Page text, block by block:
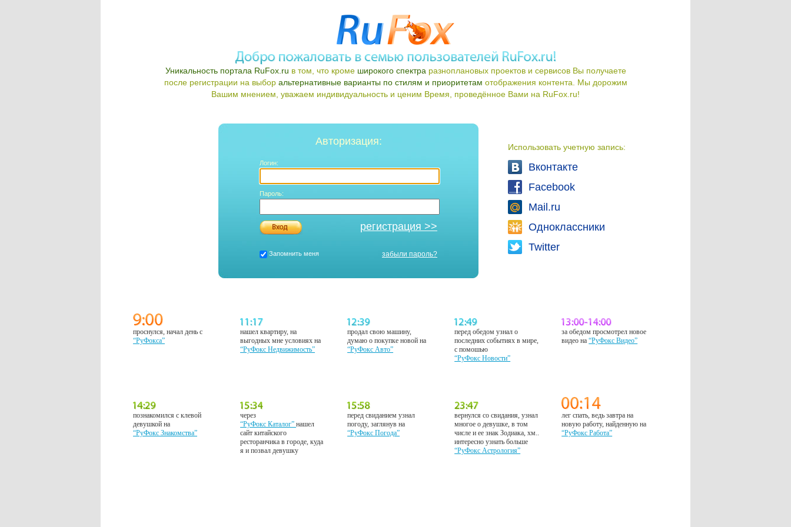
Уникальность портала RuFox.ru в том, что кроме широкого спектра разноплановых проектов и сервисов Вы получаете
после регистрации на выбор альтернативные варианты по стилям и приоритетам отображения контента. Мы дорожим
Вашим мнением, уважаем индивидуальность и ценим Время, проведённое Вами на RuFox.ru!
Использовать учетную запись:
Вконтакте
Facebook
Mail.ru
Одноклассники
Twitter
Авторизация:
Логин:
Пароль:
регистрация >>
Запомнить меня забыли пароль?
проснулся, начал день с
“РуФокса”
нашел квартиру, на
выгодных мне условиях на
“РуФокс Недвижимость”
продал свою машину,
думаю о покупке новой на
“РуФокс Авто”
перед обедом узнал о
последних событиях в мире,
с помошью
“РуФокс Новости”
за обедом просмотрел новое
видео на“РуФокс Видео”
познакомился с клевой
девушкой на
“РуФокс Знакомства”
через
“РуФокс Каталог”нашел
сайт китайского
ресторанчика в городе, куда
я и позвал девушку
перед свиданием узнал
погоду, заглянув на
“РуФокс Погода”
вернулся со свидания, узнал
многое о девушке, в том
числе и ее знак Зодиака, хм..
интересно узнать больше
“РуФокс Астрология”
лег спать, ведь завтра на
новую работу, найденную на
“РуФокс Работа”